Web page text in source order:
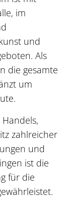
im
und
Als
die gesamte
um
zahlreicher
und
ist die
für die